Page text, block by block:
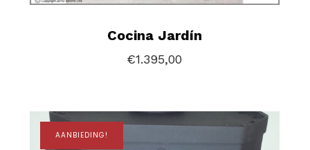
Cocina Jardín
€1.395,00
AANBIEDING!